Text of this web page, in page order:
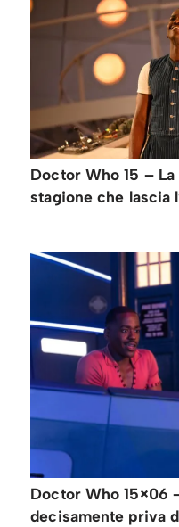
Doctor Who 15 –
stagione che lascia
Doctor Who 15×06
decisamente priva